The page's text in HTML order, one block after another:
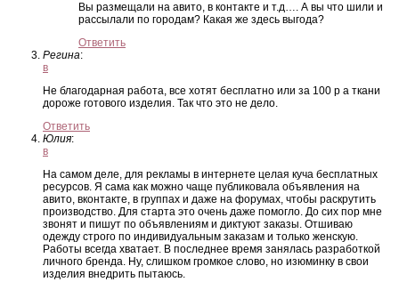
Вы размещали на авито, в контакте и т.д…. А вы что шили и
рассылали по городам? Какая же здесь выгода?
Ответить
Регина:
в
Не благодарная работа, все хотят бесплатно или за 100 р а ткани
дороже готового изделия. Так что это не дело.
Ответить
Юлия:
в
На самом деле, для рекламы в интернете целая куча бесплатных
ресурсов. Я сама как можно чаще публиковала объявления на
авито, вконтакте, в группах и даже на форумах, чтобы раскрутить
производство. Для старта это очень даже помогло. До сих пор мне
звонят и пишут по объявлениям и диктуют заказы. Отшиваю
одежду строго по индивидуальным заказам и только женскую.
Работы всегда хватает. В последнее время занялась разработкой
личного бренда. Ну, слишком громкое слово, но изюминку в свои
изделия внедрить пытаюсь.